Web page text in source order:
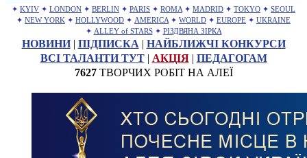
✦ KYIV ✦ LONDON ✦ BERLIN ✦ PARIS ✦ ROMA ✦ MADRID ✦ TOKYO ✦ SEOUL
✦ NEW YORK ✦ HOLLYWOOD ✦ AMERICA ✦ WORLD ✦ EUROPE ✦ UKRAINE
✦ ALLEY of STARS ✦ РІЗДВЯНА ЗІРКА
НОВИНИ| ПІДПИСКА | НАЙБЛИЖЧІ КОНКУРСИ
ВСІ ТАЛАНТИ ТУТ| АКЦІЯ| ПЕДАГОГАМ
7627ТВОРЧИХ РОБІТ НА АЛЕЇ